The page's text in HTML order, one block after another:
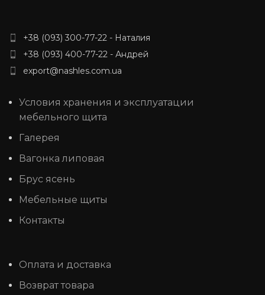
+38 (093) 300-77-22 - Наталия
+38 (093) 400-77-22 - Андрей
export@nashles.com.ua
Условия хранения и эксплуатации
мебельного щита
Галерея
Вагонка липовая
Брус ясень
Мебельные щиты
Контакты
Оплата и доставка
Возврат товара